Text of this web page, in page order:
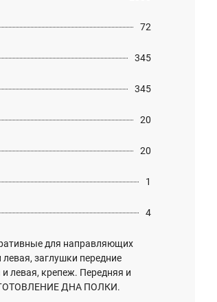
72
345
345
20
20
1
4
для направляющих
заглушки передние
левая, крепеж. Передняя и
ДНА ПОЛКИ.